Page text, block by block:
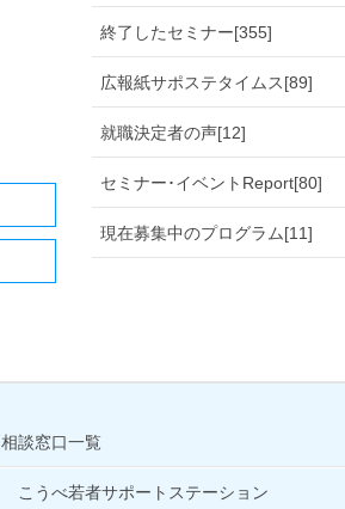
終了したセミナー[355]
広報紙サポステタイムス[89]
就職決定者の声[12]
セミナー･イベントReport[80]
現在募集中のプログラム[11]
相談窓口一覧
こうべ若者サポートステーション